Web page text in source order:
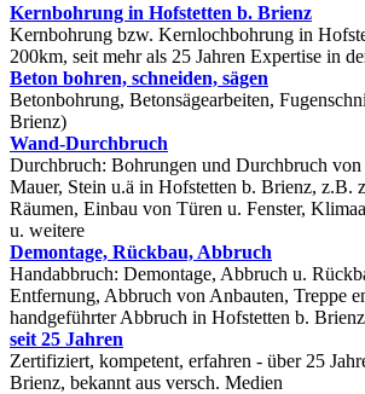
Kernbohrung in Hofstetten b. Brienz
Kernbohrung bzw. Kernlochbohrung in
200km, seit mehr als 25 Jahren Expertise in
Beton bohren, schneiden, sägen
Betonbohrung, Betonsägearbeiten,
Brienz)
Wand-Durchbruch
Durchbruch: Bohrungen und Durchbruch von
Mauer, Stein u.ä in Hofstetten b. Brienz, z.B.
Räumen, Einbau von Türen u. Fenster,
u. weitere
Demontage, Rückbau, Abbruch
Handabbruch: Demontage, Abbruch u.
Entfernung, Abbruch von Anbauten, Treppe
handgeführter Abbruch in Hofstetten b.
seit 25 Jahren
Zertifiziert, kompetent, erfahren - über 25
Brienz, bekannt aus versch. Medien